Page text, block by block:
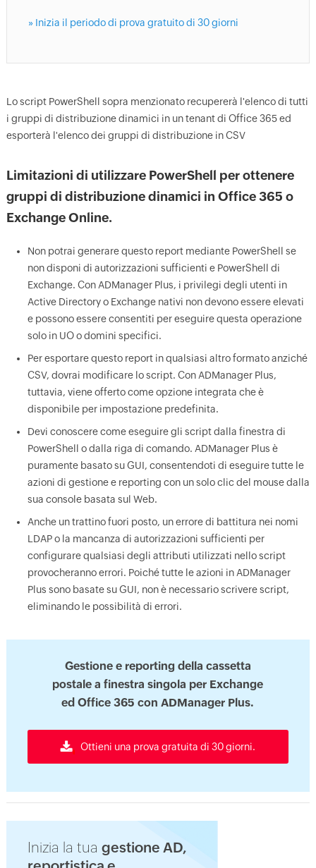
» Inizia il periodo di prova gratuito di 30 giorni
Lo script PowerShell sopra menzionato recupererà l'elenco di tutti
i gruppi di distribuzione dinamici in un tenant di Office 365 ed
esporterà l'elenco dei gruppi di distribuzione in CSV
Limitazioni di utilizzare PowerShell per ottenere
gruppi di distribuzione dinamici in Office 365 o
Exchange Online.
Non potrai generare questo report mediante PowerShell se
non disponi di autorizzazioni sufficienti e PowerShell di
Exchange. Con ADManager Plus, i privilegi degli utenti in
Active Directory o Exchange nativi non devono essere elevati
e possono essere consentiti per eseguire questa operazione
solo in UO o domini specifici.
Per esportare questo report in qualsiasi altro formato anziché
CSV, dovrai modificare lo script. Con ADManager Plus,
tuttavia, viene offerto come opzione integrata che è
disponibile per impostazione predefinita.
Devi conoscere come eseguire gli script dalla finestra di
PowerShell o dalla riga di comando. ADManager Plus è
puramente basato su GUI, consentendoti di eseguire tutte le
azioni di gestione e reporting con un solo clic del mouse dalla
sua console basata sul Web.
Anche un trattino fuori posto, un errore di battitura nei nomi
LDAP o la mancanza di autorizzazioni sufficienti per
configurare qualsiasi degli attributi utilizzati nello script
provocheranno errori. Poiché tutte le azioni in ADManager
Plus sono basate su GUI, non è necessario scrivere script,
eliminando le possibilità di errori.
Gestione e reporting della cassetta
postale a finestra singola per Exchange
ed Office 365 con ADManager Plus.
Ottieni una prova gratuita di 30 giorni.
Inizia la tua gestione AD,